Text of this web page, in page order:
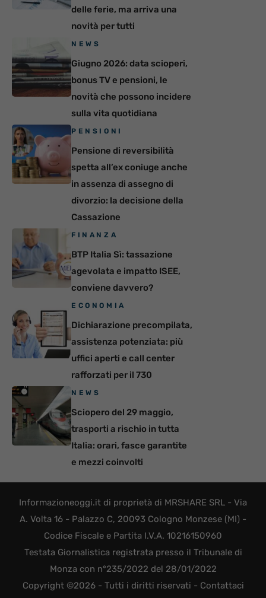
delle ferie, ma arriva una
novità per tutti
NEWS
Giugno 2026: data scioperi,
bonus TV e pensioni, le
novità che possono incidere
sulla vita quotidiana
PENSIONI
Pensione di reversibilità
spetta all’ex coniuge anche
in assenza di assegno di
divorzio: la decisione della
Cassazione
FINANZA
BTP Italia Sì: tassazione
agevolata e impatto ISEE,
conviene davvero?
ECONOMIA
Dichiarazione precompilata,
assistenza potenziata: più
uffici aperti e call center
rafforzati per il 730
NEWS
Sciopero del 29 maggio,
trasporti a rischio in tutta
Italia: orari, fasce garantite
e mezzi coinvolti
Informazioneoggi.it di proprietà di MRSHARE SRL - Via
A. Volta 16 - Palazzo C, 20093 Cologno Monzese (MI) -
Codice Fiscale e Partita I.V.A. 10216150960
Testata Giornalistica registrata presso il Tribunale di
Monza con n°235/2022 del 28/01/2022
Copyright ©2026 - Tutti i diritti riservati - Contattaci